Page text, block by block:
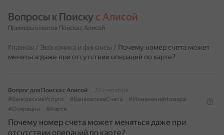
Вопросы к Поиску с Алисой
Примеры ответов Поиска с Алисой
Главная / Экономика и финансы / Почему номер счета может
меняться даже при отсутствии операций по карте?
Вопрос для Поиска с Алисой
22 сентября
#БанковскиеУслуги
#БанковскиеСчета
#ИзменениеНомера
#Операции
#Карта
Почему номер счета может меняться даже при
отсутствии операций по карте?